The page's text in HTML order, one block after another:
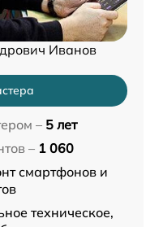
Иванов
– 5 лет
– 1 060
смартфонов и
техническое,